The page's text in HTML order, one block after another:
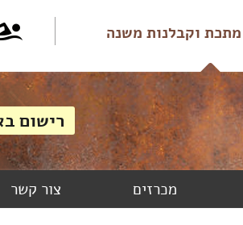
וקבלנות משנה
מכרזים צור קשר